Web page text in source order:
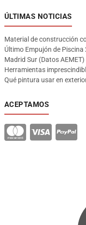
ÚLTIMAS NOTICIAS
Material de construcción
Último Empujón de
Madrid Sur (Datos AEMET)
Herramientas
Qué pintura usar en
ACEPTAMOS